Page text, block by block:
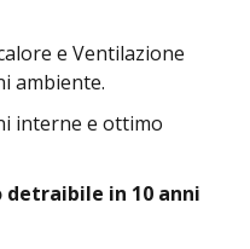
e Ventilazione
ambiente.
interne e ottimo
detraibile in 10 anni